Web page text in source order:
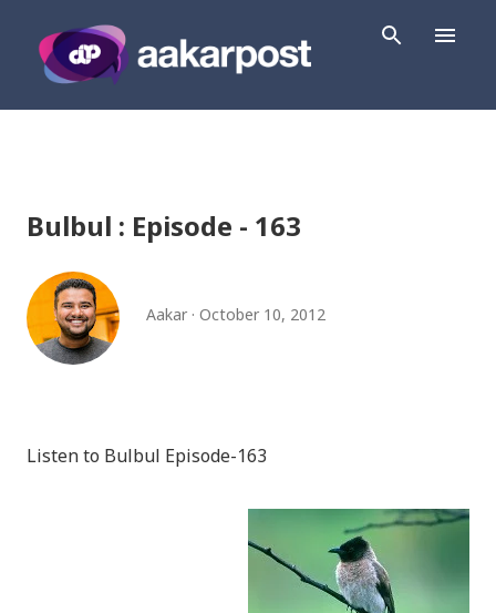
Bulbul : Episode - 163
Aakar October 10, 2012
Listen to Bulbul Episode-163